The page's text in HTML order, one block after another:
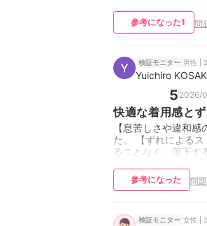
参考になった1 問
検証モニター 男性 |
Yuichiro
5 2026/
快適な着用感と
【息苦しさや違和
た。 【ずれによる
ることなく、落下す
参考になった 問
検証モニター 女性 |